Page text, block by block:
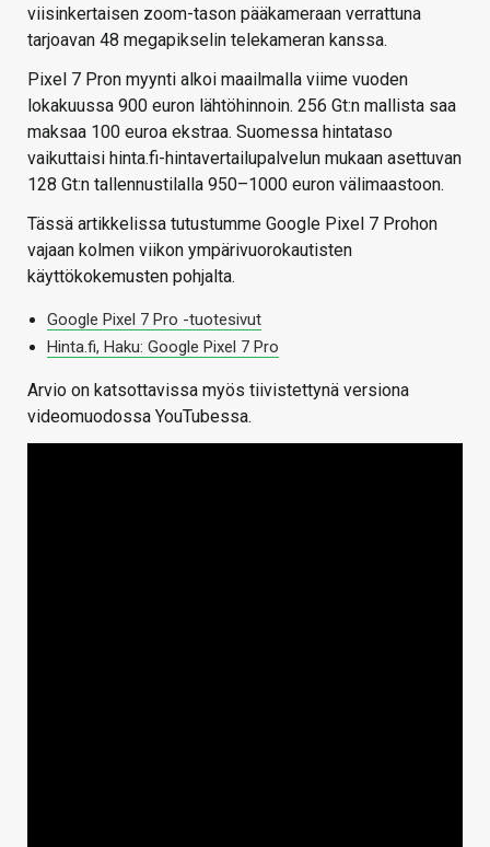
viisinkertaisen zoom-tason pääkameraan verrattuna
tarjoavan 48 megapikselin telekameran kanssa.
Pixel 7 Pron myynti alkoi maailmalla viime vuoden
lokakuussa 900 euron lähtöhinnoin. 256 Gt:n mallista saa
maksaa 100 euroa ekstraa. Suomessa hintataso
vaikuttaisi hinta.fi-hintavertailupalvelun mukaan asettuvan
128 Gt:n tallennustilalla 950–1000 euron välimaastoon.
Tässä artikkelissa tutustumme Google Pixel 7 Prohon
vajaan kolmen viikon ympärivuorokautisten
käyttökokemusten pohjalta.
Google Pixel 7 Pro -tuotesivut
Hinta.fi, Haku: Google Pixel 7 Pro
Arvio on katsottavissa myös tiivistettynä versiona
videomuodossa YouTubessa.